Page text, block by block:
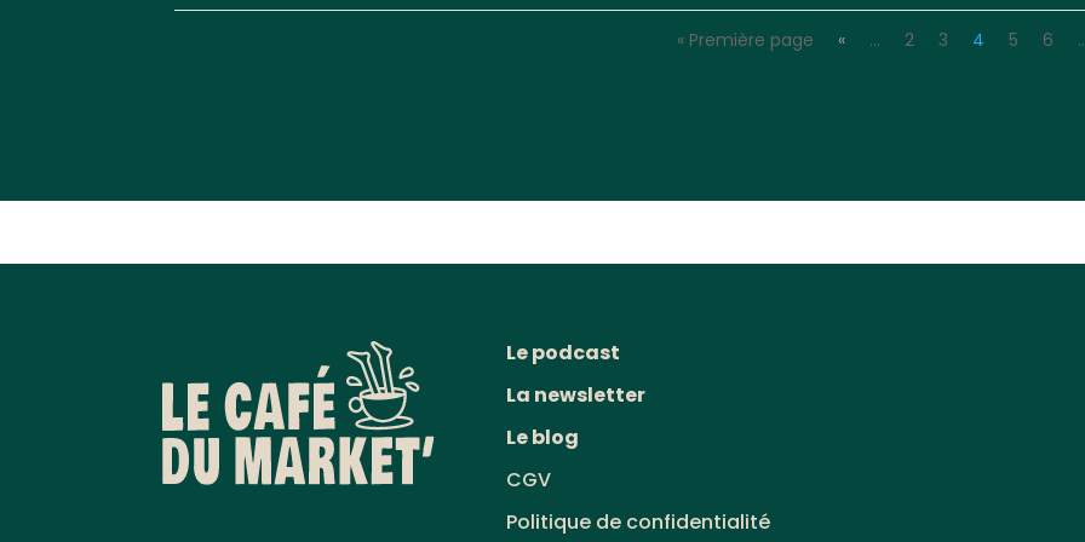
« Première page « … 2 3 4 5 6
Le podcast
La newsletter
Le blog
CGV
Politique de confidentialité